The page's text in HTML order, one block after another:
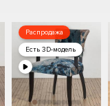
Распродажа
Есть 3D-модель